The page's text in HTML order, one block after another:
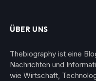
ÜBER UNS
Thebiography ist eine
Nachrichten und
wie Wirtschaft,